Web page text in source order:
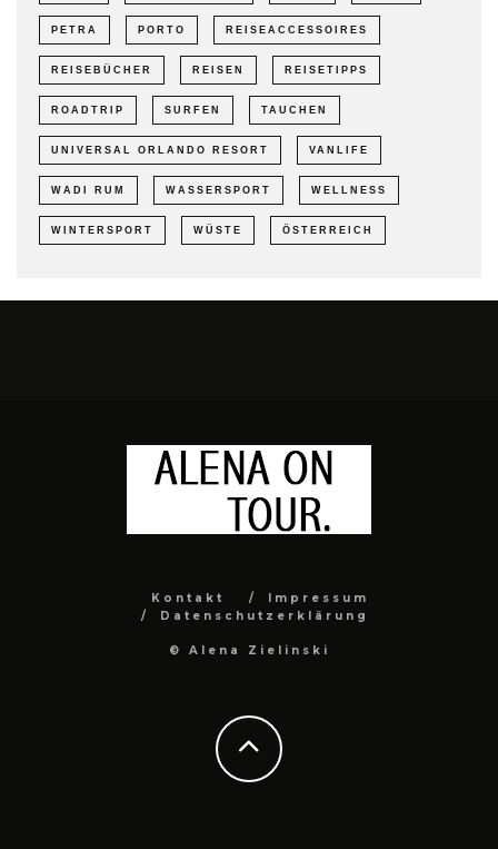
PETRA PORTO REISEACCESSOIRES
REISEBÜCHER REISEN REISETIPPS
ROADTRIP SURFEN TAUCHEN
UNIVERSAL ORLANDO RESORT VANLIFE
WADI RUM WASSERSPORT WELLNESS
WINTERSPORT WÜSTE ÖSTERREICH
Kontakt
Impressum
Datenschutzerklärung
© Alena Zielinski